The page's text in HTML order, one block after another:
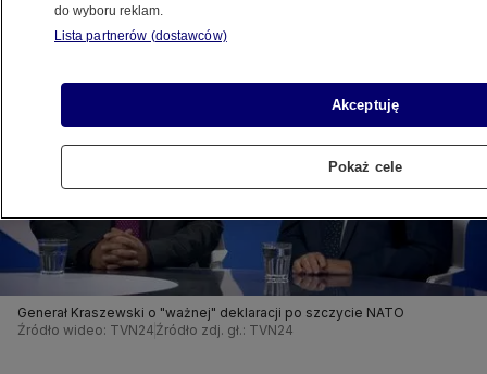
Generał Kraszewski o "ważnej" deklaracji po szczycie NATO
Źródło wideo: TVN24 Źródło zdj. gł.: TVN24
do wyboru reklam.
Lista partnerów (dostawców)
Akceptuję
Pokaż cele